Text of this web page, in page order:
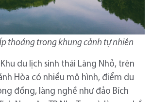
thoáng trong khung cảnh tự nhiên
du lịch sinh thái Làng Nhỏ, trên
Hòa có nhiều mô hình, điểm du
đồng, làng nghề như đảo Bích